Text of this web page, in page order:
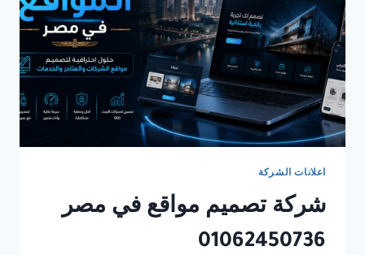
اعلانات الشركة
شركة تصميم مواقع في مصر
01062450736